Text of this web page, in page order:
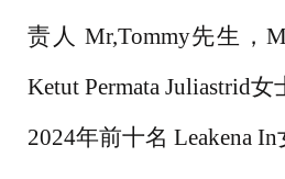
责人 Mr,Tommy先生，
Ketut Permata Juliastrid
2024年前十名 Leakena In